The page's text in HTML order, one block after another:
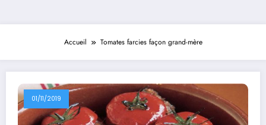
Accueil Tomates farcies façon grand-mère
01/11/2019